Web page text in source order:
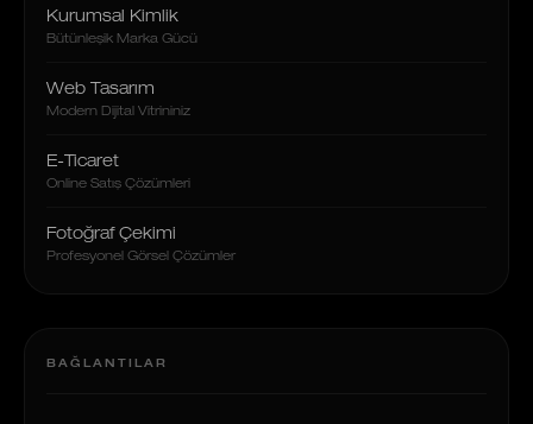
Kurumsal Kimlik
Bütünleşik Marka Gücü
Web Tasarım
Modern Dijital Vitrininiz
E-Ticaret
Online Satış Çözümleri
Fotoğraf Çekimi
Profesyonel Görsel Çözümler
BAĞLANTILAR